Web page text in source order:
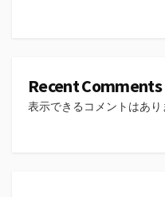
Recent Comments
表示できるコメントはあり